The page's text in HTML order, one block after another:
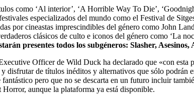
como ‘Al interior’, ‘A Horrible Way To Die’,
especializados del mundo como el Festival de
por cineastas imprescindibles del género como John
clásicos de culto e iconos del género como ‘La
presentes todos los subgéneros: Slasher, Asesinos,
Officer de Wild Duck ha declarado que «con
disfrutar de títulos inéditos y alternativos que sólo
pero que no se descarta en un futuro incluir
aunque la plataforma ya está disponible.